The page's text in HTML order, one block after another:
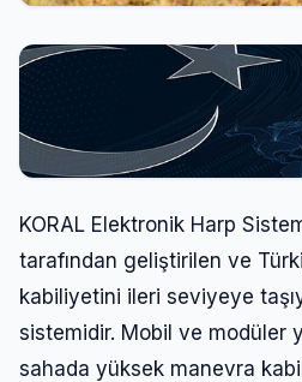
KORAL Elektronik Harp
tarafından geliştirilen ve
kabiliyetini ileri seviyeye
sistemidir. Mobil ve modüler
sahada yüksek manevra